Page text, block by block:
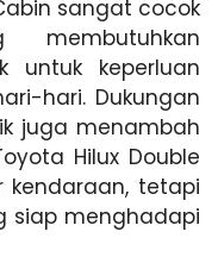
sangat cocok
untuk keperluan
hari. Dukungan
juga menambah
Hilux Double
kendaraan, tetapi
siap menghadapi